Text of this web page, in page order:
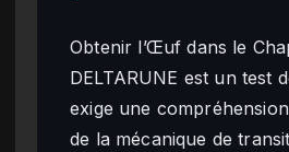
Obtenir l’Œuf dans le
DELTARUNE est un test
exige une
de la mécanique de